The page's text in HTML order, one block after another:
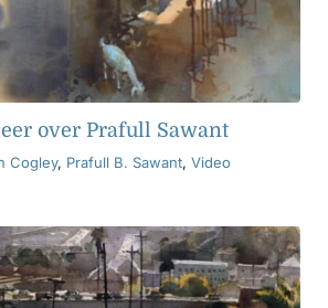
over Prafull Sawant
Cogley, Prafull B. Sawant, Video